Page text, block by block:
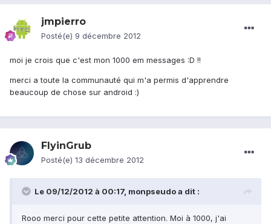
jmpierro
Posté(e) 9 décembre 2012
moi je crois que c'est mon 1000 em messages :D !!
merci a toute la communauté qui m'a permis d'apprendre
beaucoup de chose sur android :)
FlyinGrub
Posté(e) 13 décembre 2012
Le 09/12/2012 à 00:17, monpseudo a dit :
Rooo merci pour cette petite attention. Moi à 1000, j'ai